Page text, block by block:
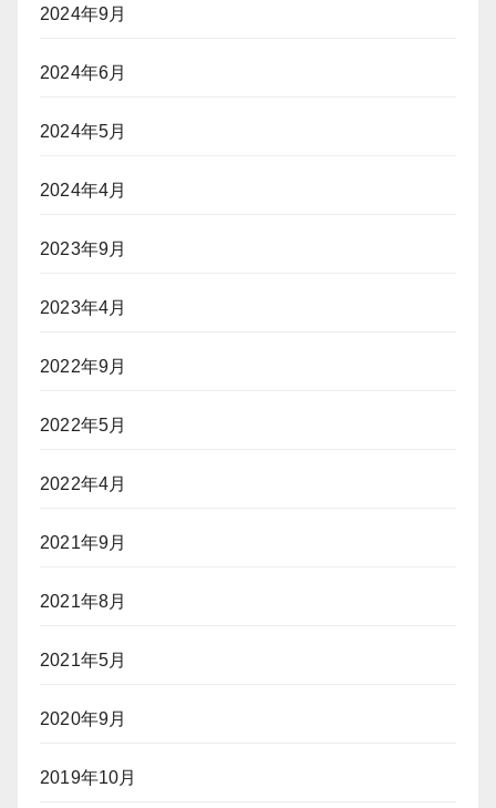
2024年9月
2024年6月
2024年5月
2024年4月
2023年9月
2023年4月
2022年9月
2022年5月
2022年4月
2021年9月
2021年8月
2021年5月
2020年9月
2019年10月